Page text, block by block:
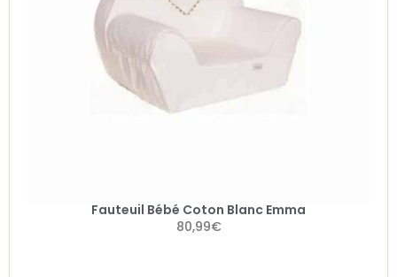
Fauteuil Bébé Coton Blanc Emma
80,99€